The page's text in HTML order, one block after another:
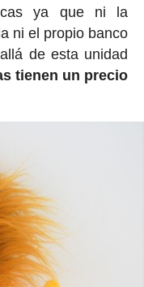
ya que ni la
ni el propio banco
de esta unidad
tienen un precio